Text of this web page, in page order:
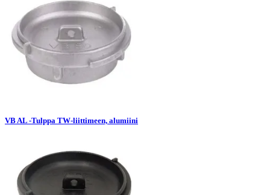
VB AL -Tulppa TW-liittimeen, alumiini